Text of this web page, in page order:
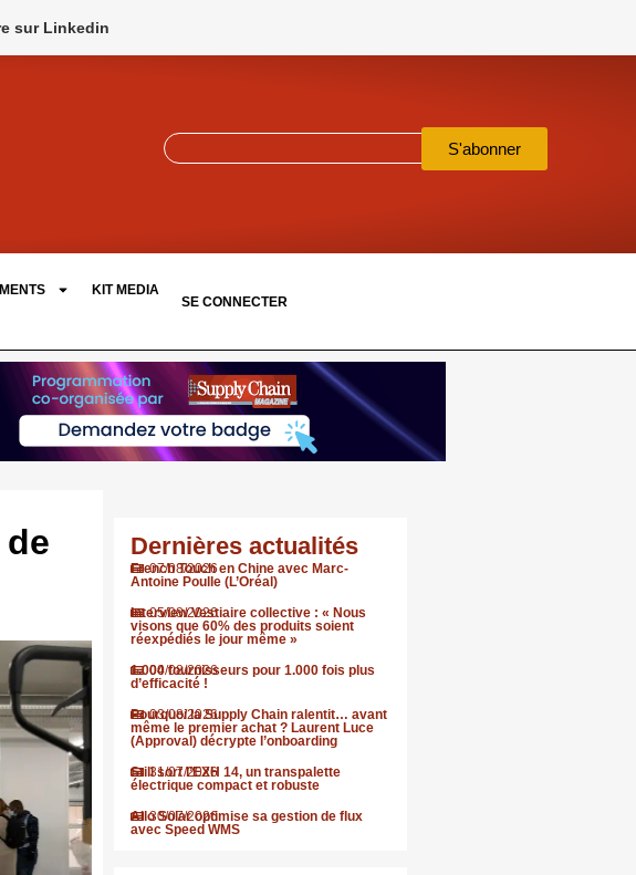
sur Linkedin
S'abonner
KIT MEDIA
SE CONNECTER
Dernières actualités
07/08/2026
French Touch en Chine avec Marc-
Antoine Poulle (L’Oréal)
05/08/2026
Interview Vestiaire collective : « Nous
visons que 60% des produits soient
réexpédiés le jour même »
04/08/2026
1.000 fournisseurs pour 1.000 fois plus
d’efficacité !
03/08/2026
Pourquoi la Supply Chain ralentit… avant
même le premier achat ? Laurent Luce
(Approval) décrypte l’onboarding
31/07/2026
Still sort l’EXH 14, un transpalette
électrique compact et robuste
30/07/2026
Allo Solar optimise sa gestion de flux
avec Speed WMS